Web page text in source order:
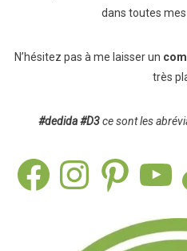
dans toutes
N’hésitez pas à me laisser un
très
#dedida #D3ce sont les
FacebookInstagramPinterest